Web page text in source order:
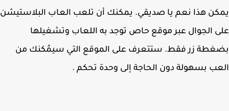
هذا نعم يا صديقي. يمكنك أن تلعب العاب البلاستيشن
الجوال عبر موقع حاص توجد به اللعاب وتشغيلها
زر فقط. ستتعرف على الموقع التي سيمُكنك من
بسهولة دون الحاجة إلى وحدة تحكم .